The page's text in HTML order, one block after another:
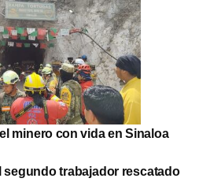
minero con vida en Sinaloa
segundo trabajador rescatado